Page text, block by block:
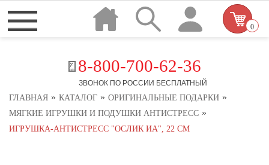
8-800-700-62-36
ЗВОНОК ПО РОССИИ БЕСПЛАТНЫЙ
0
ГЛАВНАЯ » КАТАЛОГ » ОРИГИНАЛЬНЫЕ ПОДАРКИ »
МЯГКИЕ ИГРУШКИ И ПОДУШКИ АНТИСТРЕСС »
ИГРУШКА-АНТИСТРЕСС "ОСЛИК ИА", 22 СМ